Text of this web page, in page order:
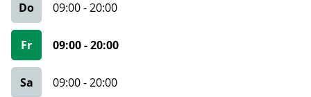
Do 09:00-20:00
Fr 09:00-20:00
Sa 09:00-20:00